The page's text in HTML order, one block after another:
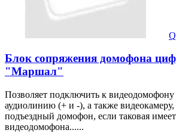
Блок сопряжения домофона
"Маршал"
Позволяет подключить к
аудиолинию (+ и -), а также
подъездный домофон, если таковая
видеодомофона......